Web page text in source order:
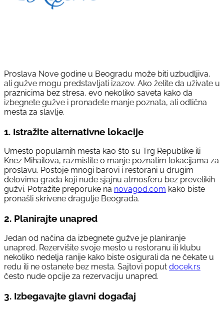
Proslava Nove godine u Beogradu može biti uzbudljiva,
ali gužve mogu predstavljati izazov. Ako želite da uživate u
praznicima bez stresa, evo nekoliko saveta kako da
izbegnete gužve i pronađete manje poznata, ali odlična
mesta za slavlje.
1. Istražite alternativne lokacije
Umesto popularnih mesta kao što su Trg Republike ili
Knez Mihailova, razmislite o manje poznatim lokacijama za
proslavu. Postoje mnogi barovi i restorani u drugim
delovima grada koji nude sjajnu atmosferu bez prevelikih
gužvi. Potražite preporuke na novagod.com kako biste
pronašli skrivene dragulje Beograda.
2. Planirajte unapred
Jedan od načina da izbegnete gužve je planiranje
unapred. Rezervišite svoje mesto u restoranu ili klubu
nekoliko nedelja ranije kako biste osigurali da ne čekate u
redu ili ne ostanete bez mesta. Sajtovi poput docek.rs
često nude opcije za rezervaciju unapred.
3. Izbegavajte glavni događaj